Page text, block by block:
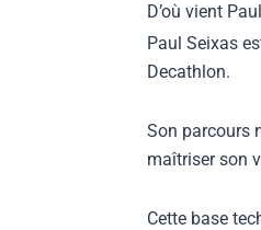
D’où vient
Paul Seixas
Decathlon.
Son parcours
maîtriser son
Cette base